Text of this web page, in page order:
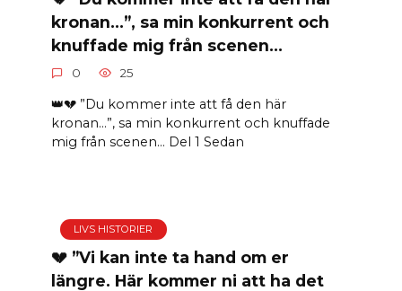
kronan…”, sa min konkurrent och
knuffade mig från scenen…
0 25
👑💔 ”Du kommer inte att få den här
kronan…”, sa min konkurrent och knuffade
mig från scenen… Del 1 Sedan
LIVS HISTORIER
💔 ”Vi kan inte ta hand om er
längre. Här kommer ni att ha det